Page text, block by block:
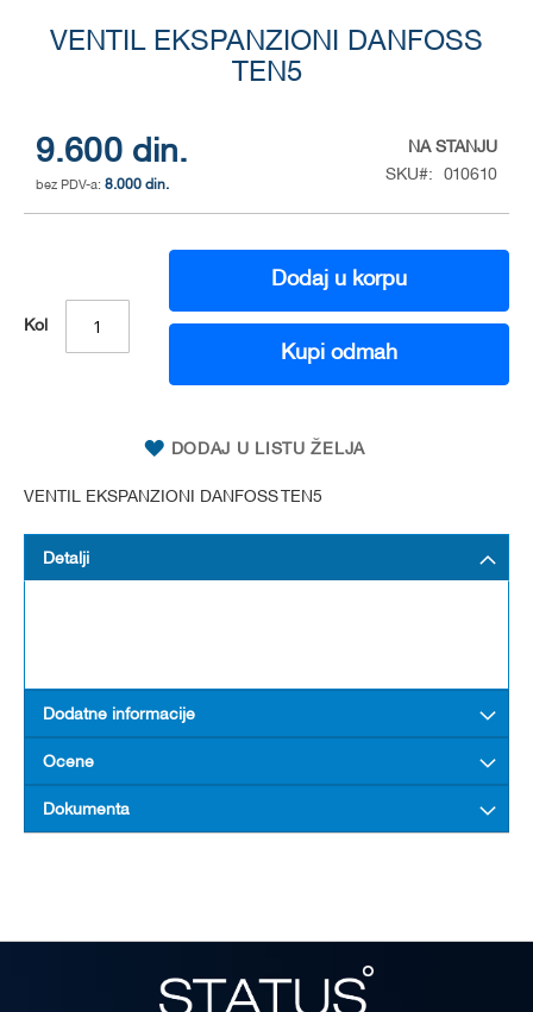
VENTIL EKSPANZIONI DANFOSS
TEN5
9.600 din.
8.000 din.
NA STANJU
SKU
010610
Kol
Dodaj u korpu
Kupi odmah
DODAJ U LISTU ŽELJA
VENTIL EKSPANZIONI DANFOSS TEN5
to
images
gallery
Detalji
Dodatne informacije
Ocene
Dokumenta